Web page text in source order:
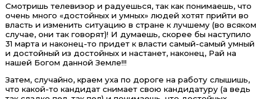
Смотришь телевизор и радуешься, так как понимаешь, что
очень много «достойных и умных» людей хотят прийти во
власть и изменить ситуацию в стране к лучшему (во всяком
случае, они так говорят)! И думаешь, скорее бы наступило
31 марта и наконец-то придет к власти самый-самый умный
и достойный из достойных и настанет, наконец, Рай на
нашей Богом данной Земле!!!
Затем, случайно, краем уха по дороге на работу слышишь,
что какой-то кандидат снимает свою кандидатуру (а ведь